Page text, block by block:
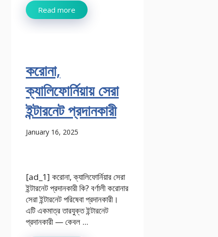
Read more
করোনা,
ক্যালিফোর্নিয়ায় সেরা
ইন্টারনেট প্রদানকারী
January 16, 2025
[ad_1] করোনা, ক্যালিফোর্নিয়ার সেরা
ইন্টারনেট প্রদানকারী কি? বর্ণালী করোনার
সেরা ইন্টারনেট পরিষেবা প্রদানকারী।
এটি একমাত্র তারযুক্ত ইন্টারনেট
প্রদানকারী — কেবল ...